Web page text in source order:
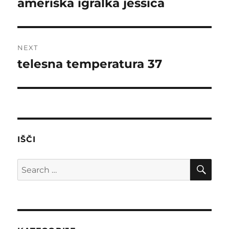
Previous
ameriška igralka jessica
NEXT
Next
telesna temperatura 37
IŠČI
Search
for: